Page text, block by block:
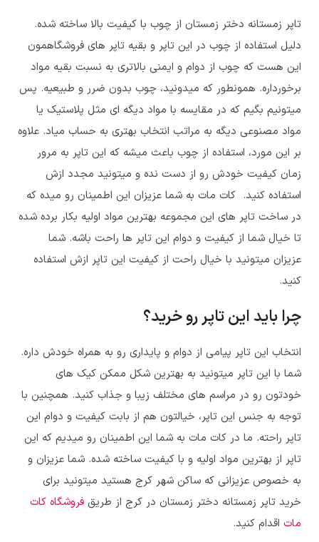
تاپر زمستانه دختر زمستان از چوب با کیفیت بالا ساخته شده.
دلیل استفاده از چوب در این تاپر و بقیه تاپر های فروشگاهمون
این هست که چوب از دوام و ایمنی بالاتری به نسبت بقیه مواد
برخورداره. همونطور که میدونید، چوب بدون ضرر و طبیعیه. پس
میتونیم بگیم که در مقایسه با مواد دیگه ای مثل پلاستیک یا
مواد مصنوعی دیگه به مراتب انتخاب بهتری به حساب میاد. علاوه
بر این مورد، استفاده از چوب باعث میشه که این تاپر به مرور
زمان کیفیت خودش رو از دست نده و میتونید مجدد ازش
استفاده کنید. کات مات به شما عزیزان این اطمینان رو میده که
در ساخت تاپر های این مجموعه بهترین مواد اولیه بکار برده شده
تا خیال شما از کیفیت و دوام این تاپر ها راحت باشه. شما
عزیزان میتونید با خیال راحت از کیفیت این تاپر ازش استفاده
کنید.
چرا باید این تاپر رو خرید؟
انتخاب این تاپر پیامی از دوام و پایداری رو به همراه خودش داره.
شما با این تاپر میتونید به بهترین شکل ممکن کیک های
خودتون رو در مراسم های مختلف زیبا و جذاب کنید. همچنین با
توجه به جنس این تاپر، خیالتون هم از بابت کیفیت و دوام این
تاپر راحته. ما در کات مات به شما این اطمینان رو میدیم که این
تاپر از بهترین مواد اولیه و با کیفیت ساخته شده. شما عزیزان و
به خصوص عزیزانی که ساکن شهر کرج هستید میتونید برای
خرید تاپر زمستانه دختر زمستان در کرج از طریق فروشگاه کات
مات اقدام کنید.